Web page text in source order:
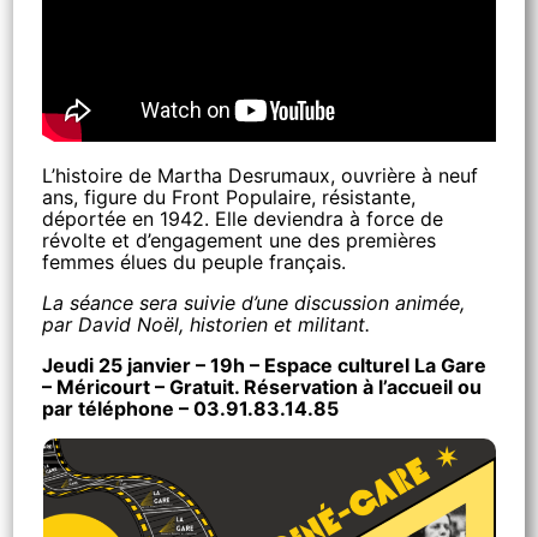
L’histoire de Martha Desrumaux, ouvrière à neuf
ans, figure du Front Populaire, résistante,
déportée en 1942. Elle deviendra à force de
révolte et d’engagement une des premières
femmes élues du peuple français.
La séance sera suivie d’une discussion animée,
par David Noël, historien et militant.
Jeudi 25 janvier – 19h – Espace culturel La Gare
– Méricourt – Gratuit. Réservation à l’accueil ou
par téléphone – 03.91.83.14.85